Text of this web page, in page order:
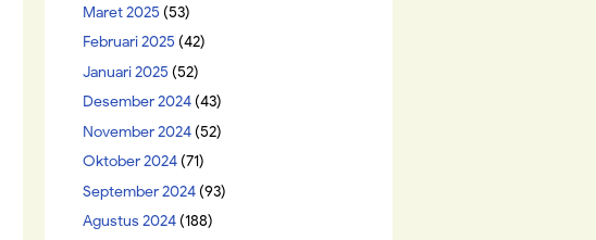
Maret 2025 (53)
Februari 2025 (42)
Januari 2025 (52)
Desember 2024(43)
November 2024(52)
Oktober 2024(71)
September 2024(93)
Agustus 2024(188)